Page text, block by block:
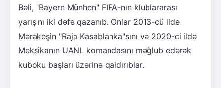
Bəli, "Bayern Münhen" FIFA-nın klublararası
yarışını iki dəfə qazanıb. Onlar 2013-cü ildə
Mərakeşin "Raja Kasablanka"sını və 2020-ci ildə
Meksikanın UANL komandasını məğlub edərək
kuboku başları üzərinə qaldırıblar.